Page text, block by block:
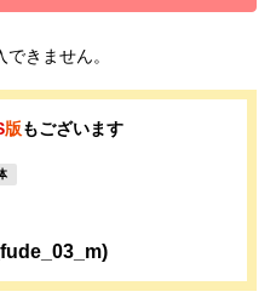
きません。
版もございます